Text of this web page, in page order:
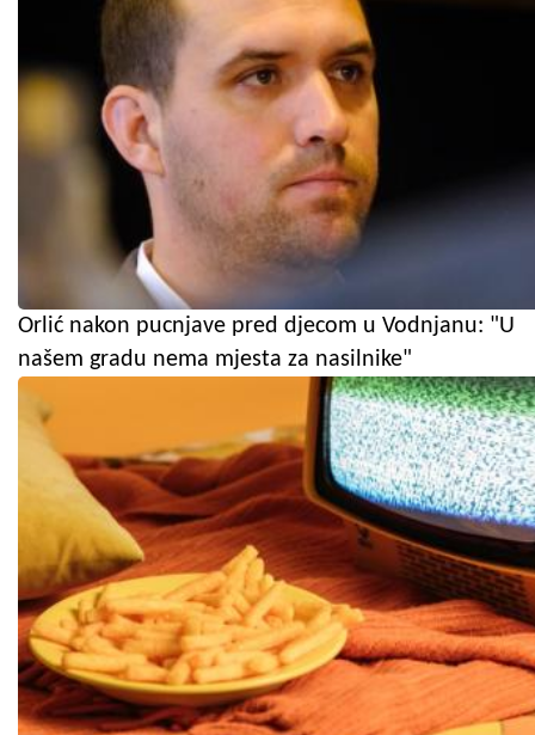
Orlić nakon pucnjave pred djecom u Vodnjanu: "U
našem gradu nema mjesta za nasilnike"